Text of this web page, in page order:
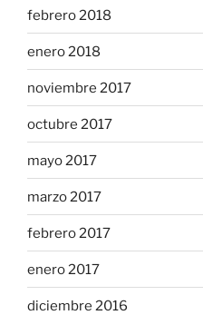
febrero 2018
enero 2018
noviembre 2017
octubre 2017
mayo 2017
marzo 2017
febrero 2017
enero 2017
diciembre 2016